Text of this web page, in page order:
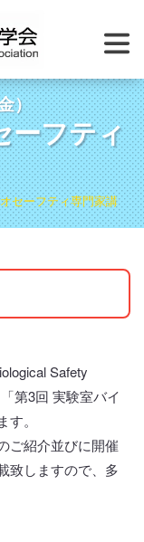
）
ーフティ
セーフティ専門家講習会
Safety
第3回 実験室バイ
。
ご紹介並びに開催
致しますので、多